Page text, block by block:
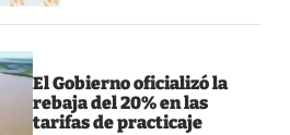
El Gobierno oficializó la
rebaja del 20% en las
tarifas de practicaje